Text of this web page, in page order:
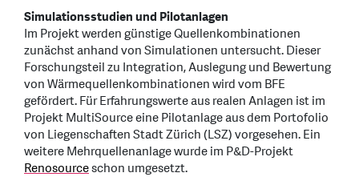
Simulationsstudien und Pilotanlagen
Im Projekt werden günstige Quellenkombinationen
zunächst anhand von Simulationen untersucht. Dieser
Forschungsteil zu Integration, Auslegung und Bewertung
von Wärmequellenkombinationen wird vom BFE
gefördert. Für Erfahrungswerte aus realen Anlagen ist im
Projekt MultiSource eine Pilotanlage aus dem Portofolio
von Liegenschaften Stadt Zürich (LSZ) vorgesehen. Ein
weitere Mehrquellenanlage wurde im P&D-Projekt
Renosourceschon umgesetzt.